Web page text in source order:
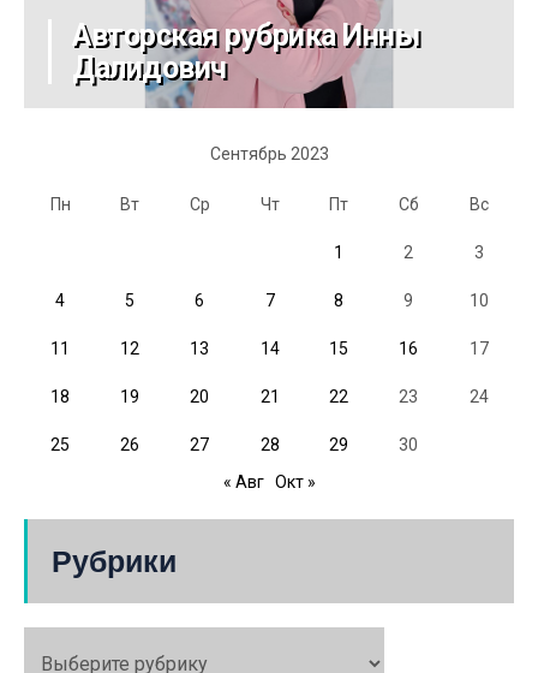
Авторская рубрика Инны
Далидович
Сентябрь 2023
Пн Вт Ср Чт Пт Сб Вс
1 2 3
4 5 6 7 8 9 10
11 12 13 14 15 16 17
18 19 20 21 22 23 24
25 26 27 28 29
30
« Авг Окт »
Рубрики